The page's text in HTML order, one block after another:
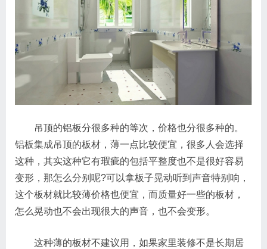
吊顶的铝板分很多种的等次，价格也分很多种的。
铝板集成吊顶的板材，薄一点比较便宜，很多人会选择
这种，其实这种它有瑕疵的包括平整度也不是很好容易
变形，那怎么分别呢?可以拿板子晃动听到声音特别响，
这个板材就比较薄价格也便宜，而质量好一些的板材，
怎么晃动也不会出现很大的声音，也不会变形。
这种薄的板材不建议用，如果家里装修不是长期居